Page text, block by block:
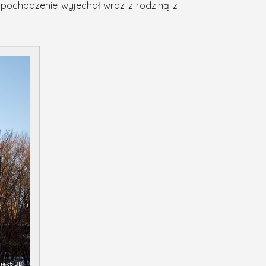
wyjechał wraz z rodziną z